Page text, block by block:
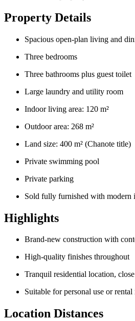
Property Details
Spacious open-plan living and
Three bedrooms
Three bathrooms plus guest toilet
Large laundry and utility room
Indoor living area: 120 m²
Outdoor area: 268 m²
Land size: 400 m² (Chanote title)
Private swimming pool
Private parking
Sold fully furnished with modern
Highlights
Brand-new construction with
High-quality finishes throughout
Tranquil residential location,
Suitable for personal use or rental
Location Distances